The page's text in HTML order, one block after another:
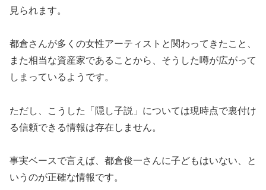
見られます。
都倉さんが多くの女性アーティストと関わってきたこと、
また相当な資産家であることから、そうした噂が広がって
しまっているようです。
ただし、こうした「隠し子説」については現時点で裏付け
る信頼できる情報は存在しません。
事実ベースで言えば、都倉俊一さんに子どもはいない、と
いうのが正確な情報です。